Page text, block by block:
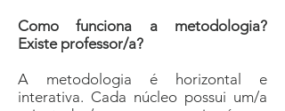
Como funciona a metodologia?
Existe professor/a?
A metodologia é horizontal e
interativa. Cada núcleo possui um/a